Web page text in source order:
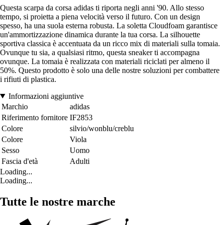
Questa scarpa da corsa adidas ti riporta negli anni '90. Allo stesso
tempo, si proietta a piena velocità verso il futuro. Con un design
spesso, ha una suola esterna robusta. La soletta Cloudfoam garantisce
un'ammortizzazione dinamica durante la tua corsa. La silhouette
sportiva classica è accentuata da un ricco mix di materiali sulla tomaia.
Ovunque tu sia, a qualsiasi ritmo, questa sneaker ti accompagna
ovunque. La tomaia è realizzata con materiali riciclati per almeno il
50%. Questo prodotto è solo una delle nostre soluzioni per combattere
i rifiuti di plastica.
Informazioni aggiuntive
Marchio
adidas
Riferimento fornitore IF2853
Colore
silvio/wonblu/creblu
Colore
Viola
Sesso
Uomo
Fascia d'età
Adulti
Loading...
Loading...
Tutte le nostre marche